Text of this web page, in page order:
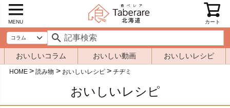
MENU カート
おいしいコラム おいしい動画 おいしいレシピ
HOME 読み物 おいしいレシピ チヂミ
おいしいレシピ